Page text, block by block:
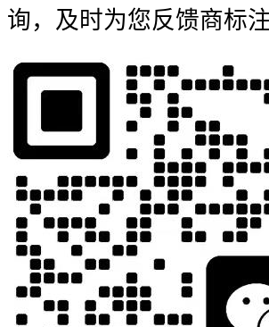
询，及时为您反馈商标注